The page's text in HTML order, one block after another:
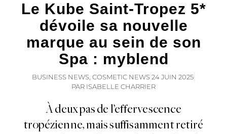
Le Kube Saint-Tropez 5*
dévoile sa nouvelle
marque au sein de son
Spa : myblend
BUSINESS NEWS COSMETIC NEWS24 JUIN 2025
PAR ISABELLE CHARRIER
À deux pas de l’effervescence
tropézienne, mais suffisamment retiré